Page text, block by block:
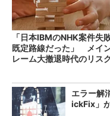
「日本IBMのNHK案件失
既定路線だった」 メイ
レーム大撤退時代のリス
エラー解
ickFix」